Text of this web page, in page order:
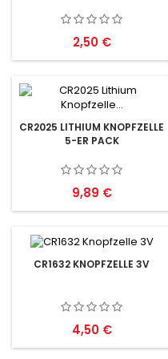
Preis
2,50 €
CR2025 LITHIUM KNOPFZELLE
5-ER PACK
Preis
9,89 €
CR1632 KNOPFZELLE 3V
Preis
4,50 €